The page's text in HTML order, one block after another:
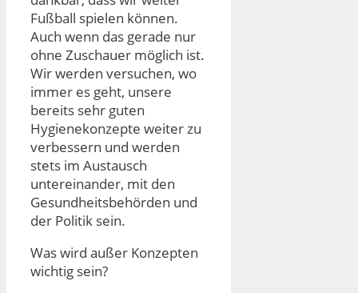
Fußball spielen können.
Auch wenn das gerade nur
ohne Zuschauer möglich ist.
Wir werden versuchen, wo
immer es geht, unsere
bereits sehr guten
Hygienekonzepte weiter zu
verbessern und werden
stets im Austausch
untereinander, mit den
Gesundheitsbehörden und
der Politik sein.
Was wird außer Konzepten
wichtig sein?